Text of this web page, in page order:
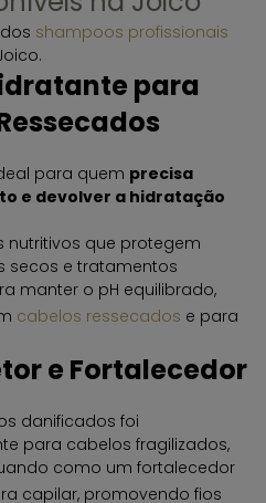
shampoos profissionais
para
para quem precisa
e devolver a hidratação
nutritivos que protegem
secos e tratamentos
manter o pH equilibrado,
cabelo se abram, o que
e sem brilho.
cabelos ressecados e para
e Fortalecedor
danificados foi
para cabelos fragilizados,
como um fortalecedor
por agentes externos,
capilar, promovendo fios